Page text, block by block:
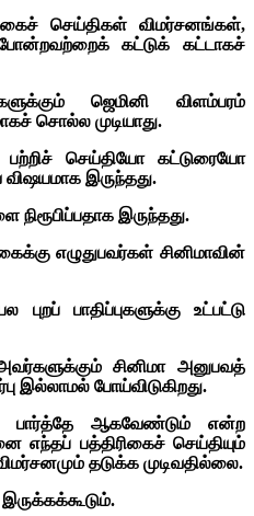
செய்திகள் விமர்சனங்கள்,
கட்டுக் கட்டாகச்
ஜெமினி விளம்பரம்
சொல்ல முடியாது.
செய்தியோ கட்டுரையோ
விஷயமாக இருந்தது.
இருந்தது.
எழுதுபவர்கள் சினிமாவின்
புறப் பாதிப்புகளுக்கு உட்பட்டு
சினிமா அனுபவத்
இல்லாமல் போய்விடுகிறது.
பார்த்தே ஆகவேண்டும் என்ற
எந்தப் பத்திரிகைச் செய்தியும்
தடுக்க முடிவதில்லை.